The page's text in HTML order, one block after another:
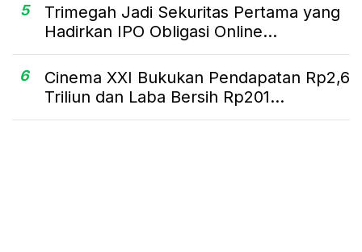
5
Trimegah Jadi Sekuritas Pertama yang
Hadirkan IPO Obligasi Online...
6
Cinema XXI Bukukan Pendapatan Rp2,6
Triliun dan Laba Bersih Rp201...